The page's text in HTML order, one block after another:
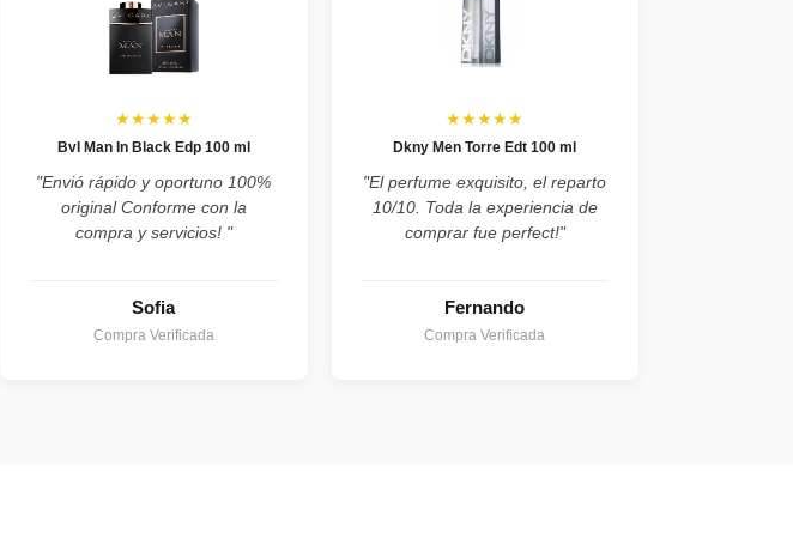
★★★★★
Bvl Man In Black Edp 100 ml
"Envió rápido y oportuno 100%
original Conforme con la
compra y servicios! "
Sofia
Compra Verificada
★★★★★
Dkny Men Torre Edt 100 ml
"El perfume exquisito, el reparto
10/10. Toda la experiencia de
comprar fue perfect!"
Fernando
Compra Verificada